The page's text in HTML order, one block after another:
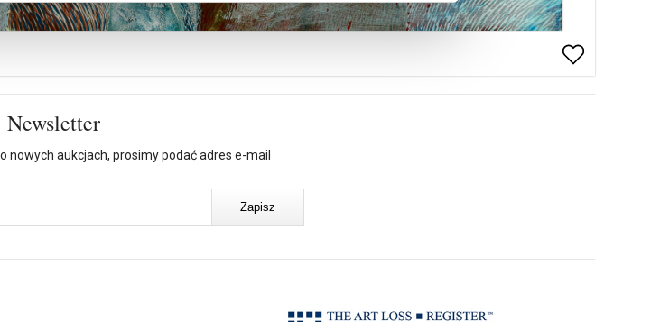
Newsletter
aukcjach, prosimy podać adres e-mail